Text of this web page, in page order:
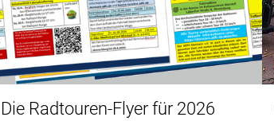
Die Radtouren-Flyer für 2026